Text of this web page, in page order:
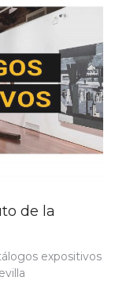
de la
expositivos